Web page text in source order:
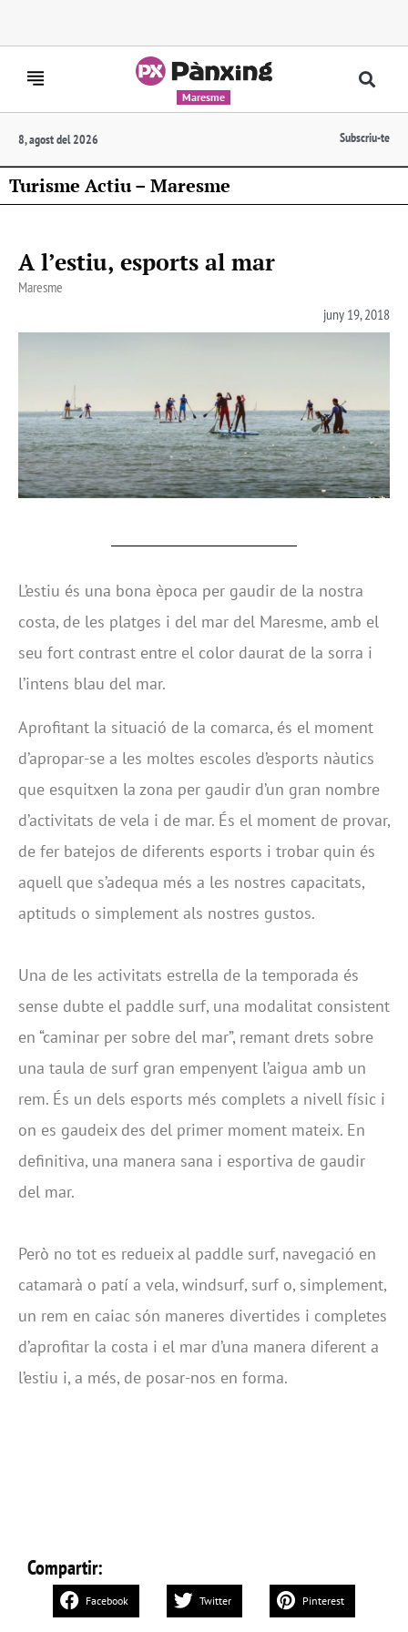
Maresme
8, agost del 2026 Subscriu-te
Turisme Actiu – Maresme
A l’estiu, esports al mar
Maresme
juny 19, 2018
L’estiu és una bona època per gaudir de la nostra
costa, de les platges i del mar del Maresme, amb el
seu fort contrast entre el color daurat de la sorra i
l’intens blau del mar.
Aprofitant la situació de la comarca, és el moment
d’apropar-se a les moltes escoles d’esports nàutics
que esquitxen la zona per gaudir d’un gran nombre
d’activitats de vela i de mar. És el moment de provar,
de fer batejos de diferents esports i trobar quin és
aquell que s’adequa més a les nostres capacitats,
aptituds o simplement als nostres gustos.
Una de les activitats estrella de la temporada és
sense dubte el paddle surf, una modalitat consistent
en “caminar per sobre del mar”, remant drets sobre
una taula de surf gran empenyent l’aigua amb un
rem. És un dels esports més complets a nivell físic i
on es gaudeix des del primer moment mateix. En
definitiva, una manera sana i esportiva de gaudir
del mar.
Però no tot es redueix al paddle surf, navegació en
catamarà o patí a vela, windsurf, surf o, simplement,
un rem en caiac són maneres divertides i completes
d’aprofitar la costa i el mar d’una manera diferent a
l’estiu i, a més, de posar-nos en forma.
Compartir:
Facebook Twitter Pinterest